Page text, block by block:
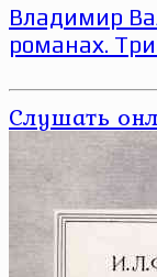
Владимир
романах.
Слушать